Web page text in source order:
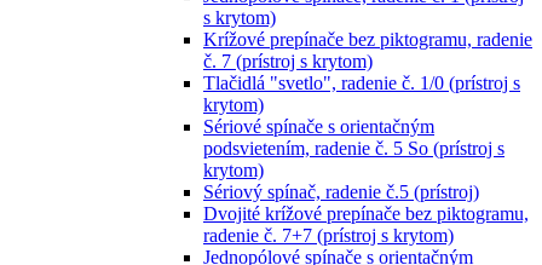
s krytom)
Krížové prepínače bez piktogramu, radenie
č. 7 (prístroj s krytom)
Tlačidlá "svetlo", radenie č. 1/0 (prístroj s
krytom)
Sériové spínače s orientačným
podsvietením, radenie č. 5 So (prístroj s
krytom)
Sériový spínač, radenie č.5 (prístroj)
Dvojité krížové prepínače bez piktogramu,
radenie č. 7+7 (prístroj s krytom)
Jednopólové spínače s orientačným